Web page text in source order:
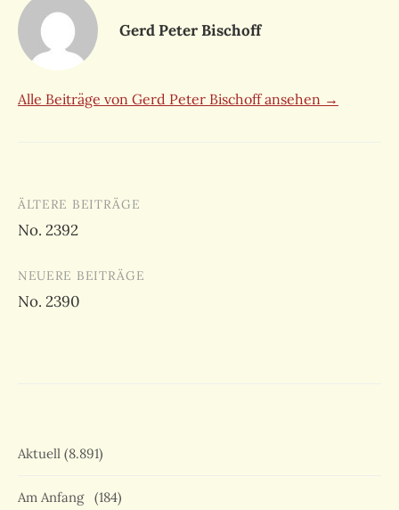
Gerd Peter Bischoff
Alle Beiträge von Gerd Peter Bischoff ansehen →
Beitragsnavigation
ÄLTERE BEITRÄGE
No. 2392
NEUERE BEITRÄGE
No. 2390
Aktuell (8.891)
Am Anfang (184)